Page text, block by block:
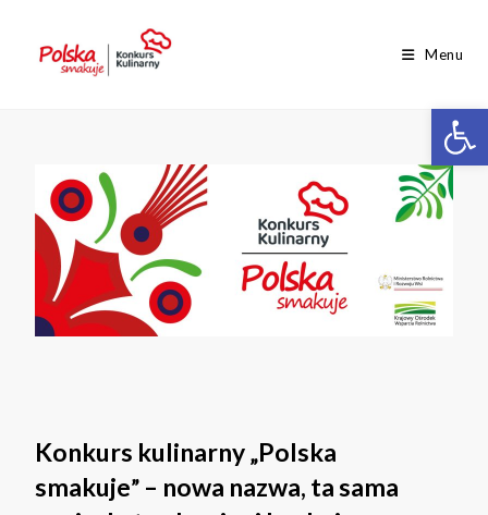
Menu
Konkurs kulinarny „Polska
smakuje” – nowa nazwa, ta sama